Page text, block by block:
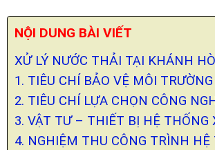
NỘI DUNG BÀI VIẾT
XỬ LÝ NƯỚC THẢI TẠI KHÁNH
1. TIÊU CHÍ BẢO VỆ MÔI
2. TIÊU CHÍ LỰA CHỌN CÔNG
3. VẬT TƯ – THIẾT BỊ HỆ THỐNG
4. NGHIỆM THU CÔNG TRÌNH